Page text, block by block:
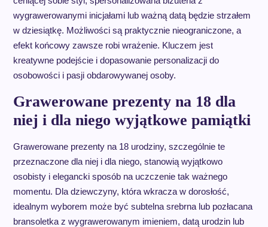
wygrawerowanymi inicjałami lub ważną datą będzie strzałem
w dziesiątkę. Możliwości są praktycznie nieograniczone, a
efekt końcowy zawsze robi wrażenie. Kluczem jest
kreatywne podejście i dopasowanie personalizacji do
osobowości i pasji obdarowywanej osoby.
Grawerowane prezenty na 18 dla
niej i dla niego wyjątkowe pamiątki
Grawerowane prezenty na 18 urodziny, szczególnie te
przeznaczone dla niej i dla niego, stanowią wyjątkowo
osobisty i elegancki sposób na uczczenie tak ważnego
momentu. Dla dziewczyny, która wkracza w dorosłość,
idealnym wyborem może być subtelna srebrna lub pozłacana
bransoletka z wygrawerowanym imieniem, datą urodzin lub